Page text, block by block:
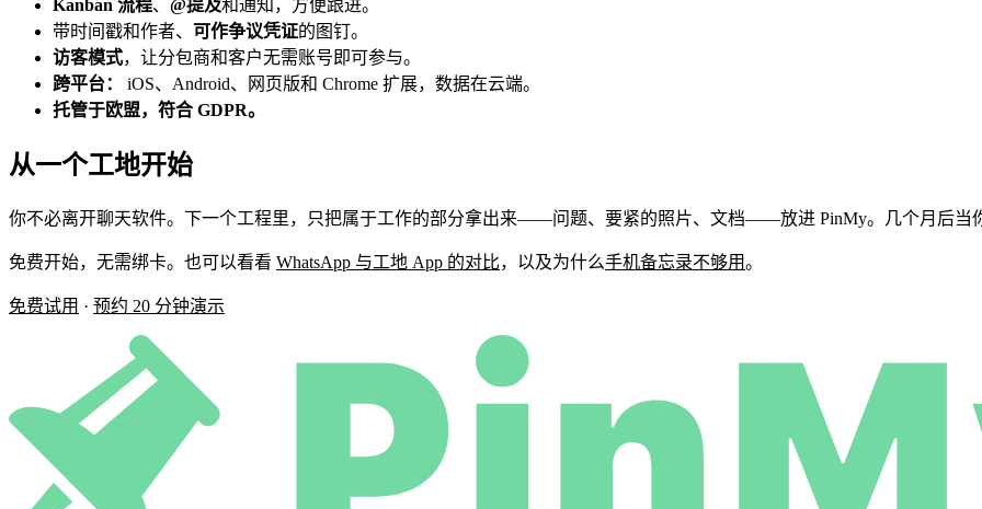
Kanban 流程、 @提及和通知，方便跟进。
带时间戳和作者、 可作争议凭证的图钉。
访客模式，让分包商和客户无需账号即可参与。
跨平台：
iOS、Android、网页版和 Chrome 扩展，数据在云端。
托管于欧盟，符合 GDPR。
从一个工地开始
你不必离开聊天软件。下一个工程里，只把属于工作的部分拿出来——问题、要紧的照片、文档——放进 PinMy。几个月后当
免费开始，无需绑卡。也可以看看 WhatsApp 与工地 App 的对比，以及为什么手机备忘录不够用。
免费试用 · 预约 20 分钟演示